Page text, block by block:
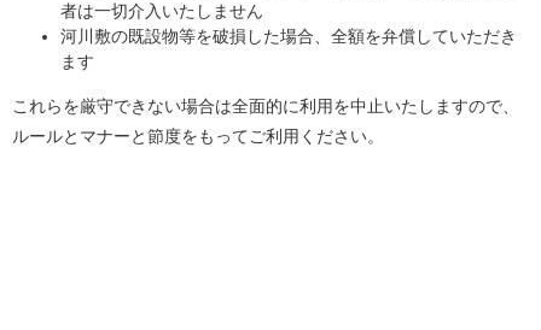
者は一切介入いたしません
河川敷の既設物等を破損した場合、全額を弁償していただき
ます
これらを厳守できない場合は全面的に利用を中止いたしますので、
ルールとマナーと節度をもってご利用ください。